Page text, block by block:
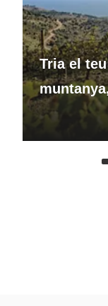
Tria el